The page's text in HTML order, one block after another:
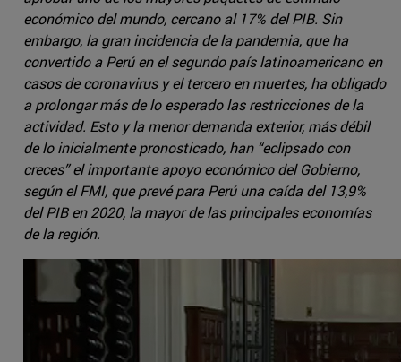
económico del mundo, cercano al 17% del PIB. Sin
embargo, la gran incidencia de la pandemia, que ha
convertido a Perú en el segundo país latinoamericano en
casos de coronavirus y el tercero en muertes, ha obligado
a prolongar más de lo esperado las restricciones de la
actividad. Esto y la menor demanda exterior, más débil
de lo inicialmente pronosticado, han “eclipsado con
creces” el importante apoyo económico del Gobierno,
según el FMI, que prevé para Perú una caída del 13,9%
del PIB en 2020, la mayor de las principales economías
de la región.